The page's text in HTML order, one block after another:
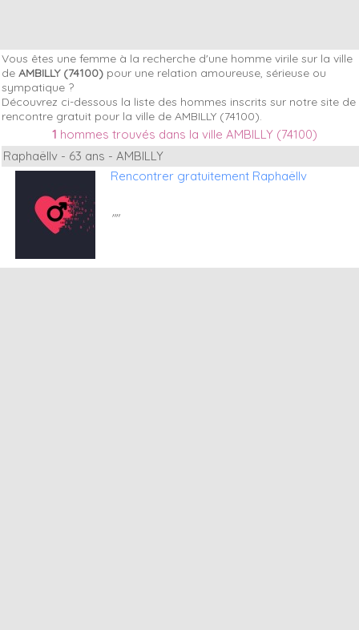
Vous êtes une femme à la recherche d'une homme virile sur la ville
de AMBILLY (74100) pour une relation amoureuse, sérieuse ou
sympatique ?
Découvrez ci-dessous la liste des hommes inscrits sur notre site de
rencontre gratuit pour la ville de AMBILLY (74100).
1 hommes trouvés dans la ville AMBILLY (74100)
Raphaëllv - 63 ans - AMBILLY
Rencontrer gratuitement Raphaëllv
""